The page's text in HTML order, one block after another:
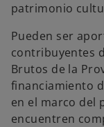
patrimonio
Pueden ser
contribuyentes
Brutos de la
financiamiento
en el marco del
encuentren